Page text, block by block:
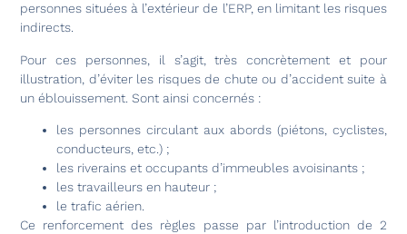
personnes situées à l’extérieur de l’ERP, en limitant les risques
indirects.
Pour ces personnes, il s’agit, très concrètement et pour
illustration, d’éviter les risques de chute ou d’accident suite à
un éblouissement. Sont ainsi concernés :
les personnes circulant aux abords (piétons, cyclistes,
conducteurs, etc.) ;
les riverains et occupants d’immeubles avoisinants ;
les travailleurs en hauteur ;
le trafic aérien.
Ce renforcement des règles passe par l’introduction de 2